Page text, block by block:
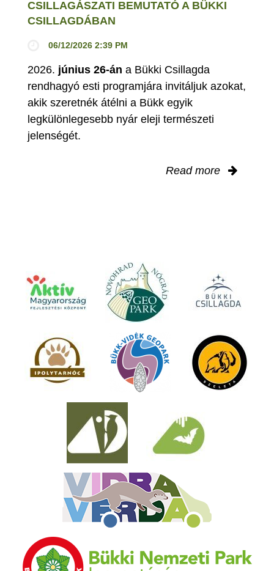
CSILLAGÁSZATI BEMUTATÓ A BÜKKI
CSILLAGDÁBAN
06/12/2026 2:39 PM
2026. június 26-án a Bükki Csillagda
rendhagyó esti programjára invitáljuk azokat,
akik szeretnék átélni a Bükk egyik
legkülönlegesebb nyár eleji természeti
jelenségét.
Read more